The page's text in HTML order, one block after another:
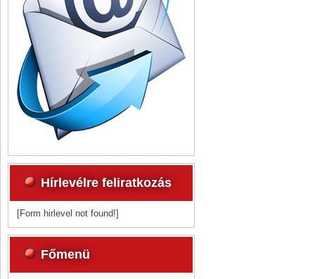
Hírlevélre feliratkozás
[Form hirlevel not found!]
Főmenü